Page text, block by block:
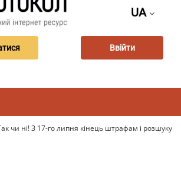
UA
Ввійти
чи ні! З 17-го липня кінець штрафам і розшуку